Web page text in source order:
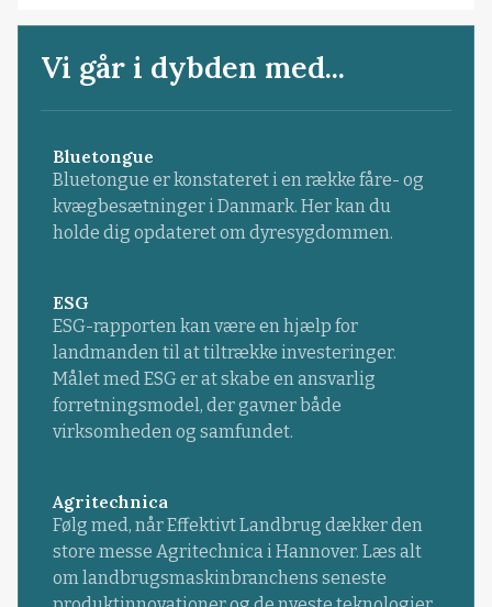
Vi går i dybden med...
Bluetongue
Bluetongue er konstateret i en række fåre- og
kvægbesætninger i Danmark. Her kan du
holde dig opdateret om dyresygdommen.
ESG
ESG-rapporten kan være en hjælp for
landmanden til at tiltrække investeringer.
Målet med ESG er at skabe en ansvarlig
forretningsmodel, der gavner både
virksomheden og samfundet.
Agritechnica
Følg med, når Effektivt Landbrug dækker den
store messe Agritechnica i Hannover. Læs alt
om landbrugsmaskinbranchens seneste